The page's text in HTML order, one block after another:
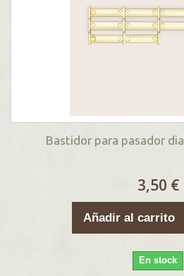
Bastidor para pasador
3,50 €
Añadir al carrito
En stock